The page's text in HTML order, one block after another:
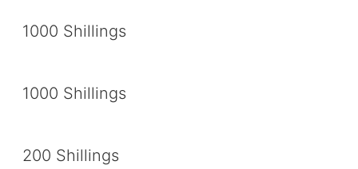
1000 Shillings
1000 Shillings
200 Shillings